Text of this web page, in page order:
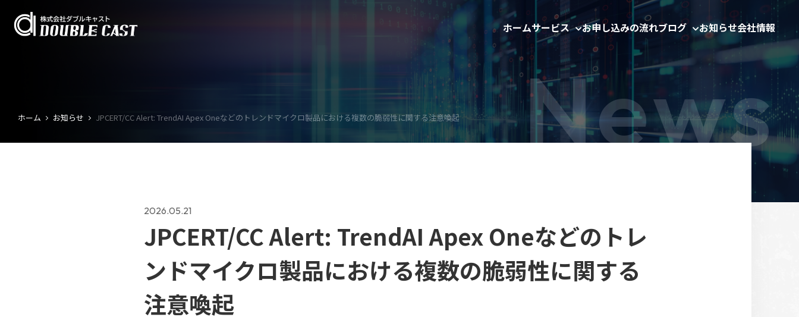
ホームサービス お申し込みの流れブログ お知らせ会社情報
ホーム お知らせ JPCERT/CC Alert: TrendAI Apex Oneなどのトレンドマイクロ製品における複数の脆弱性に関する注意喚起
2026.05.21
JPCERT/CC Alert: TrendAI Apex Oneなどのトレ
ンドマイクロ製品における複数の脆弱性に関する
注意喚起